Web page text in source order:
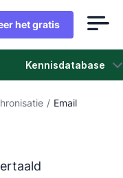
het gratis
Kennisdatabase
/ Email
uit het Engels,